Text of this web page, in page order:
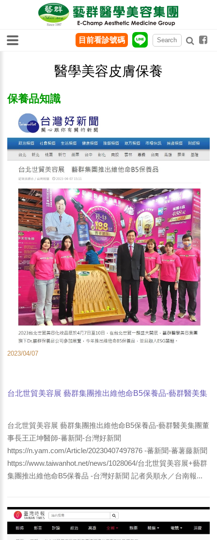
醫學美容皮膚保養
保養品知識
2023/04/07
台北世貿美容展 藝群集團推出維他命B5保養品-藝群醫美集
台北世貿美容展 藝群集團推出維他命B5保養品-藝群醫美集團董
事長王正坤醫師-蕃新聞-台灣好新聞
https://n.yam.com/Article/20230407497876 -蕃新聞-蕃薯藤新聞
https://www.taiwanhot.net/news/1028064/台北世貿美容展+藝群
集團推出維他命B5保養品 -台灣好新聞 記者吳順永／台南報...
目前看診號碼